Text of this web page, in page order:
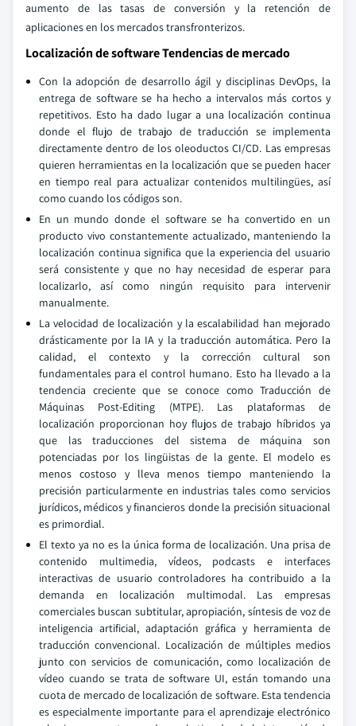
aumento de las tasas de conversión y la retención de
aplicaciones en los mercados transfronterizos.
Localización de software Tendencias de mercado
Con la adopción de desarrollo ágil y disciplinas DevOps, la
entrega de software se ha hecho a intervalos más cortos y
repetitivos. Esto ha dado lugar a una localización continua
donde el flujo de trabajo de traducción se implementa
directamente dentro de los oleoductos CI/CD. Las empresas
quieren herramientas en la localización que se pueden hacer
en tiempo real para actualizar contenidos multilingües, así
como cuando los códigos son.
En un mundo donde el software se ha convertido en un
producto vivo constantemente actualizado, manteniendo la
localización continua significa que la experiencia del usuario
será consistente y que no hay necesidad de esperar para
localizarlo, así como ningún requisito para intervenir
manualmente.
La velocidad de localización y la escalabilidad han mejorado
drásticamente por la IA y la traducción automática. Pero la
calidad, el contexto y la corrección cultural son
fundamentales para el control humano. Esto ha llevado a la
tendencia creciente que se conoce como Traducción de
Máquinas Post-Editing (MTPE). Las plataformas de
localización proporcionan hoy flujos de trabajo híbridos ya
que las traducciones del sistema de máquina son
potenciadas por los lingüistas de la gente. El modelo es
menos costoso y lleva menos tiempo manteniendo la
precisión particularmente en industrias tales como servicios
jurídicos, médicos y financieros donde la precisión situacional
es primordial.
El texto ya no es la única forma de localización. Una prisa de
contenido multimedia, vídeos, podcasts e interfaces
interactivas de usuario controladores ha contribuido a la
demanda en localización multimodal. Las empresas
comerciales buscan subtitular, apropiación, síntesis de voz de
inteligencia artificial, adaptación gráfica y herramienta de
traducción convencional. Localización de múltiples medios
junto con servicios de comunicación, como localización de
vídeo cuando se trata de software UI, están tomando una
cuota de mercado de localización de software. Esta tendencia
es especialmente importante para el aprendizaje electrónico